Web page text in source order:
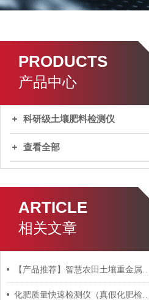
PRODUCTS
产品中心
科研级土壤肥料检测仪
查看全部
ARTICLE
相关文章
【产品推荐】智慧农田土
化肥质量快速检测仪（真